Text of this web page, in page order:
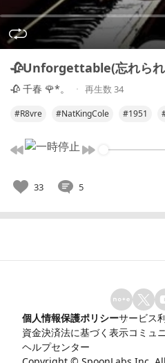
🥀Unforgettable(忘れら
🥀 千春 🌹*。 再生数 34
#R8vre #NatKingCole #1951
33 5
個人情報保護ポリシーサービス
資金決済法に基づく表示コミュ
ヘルプセンター